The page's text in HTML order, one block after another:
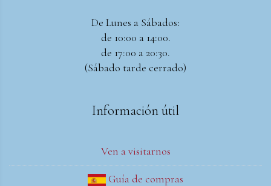
De Lunes a Sábados:
de 10:00 a 14:00.
de 17:00 a 20:30.
(Sábado tarde cerrado)
Información útil
Ven a visitarnos
Guía de compras